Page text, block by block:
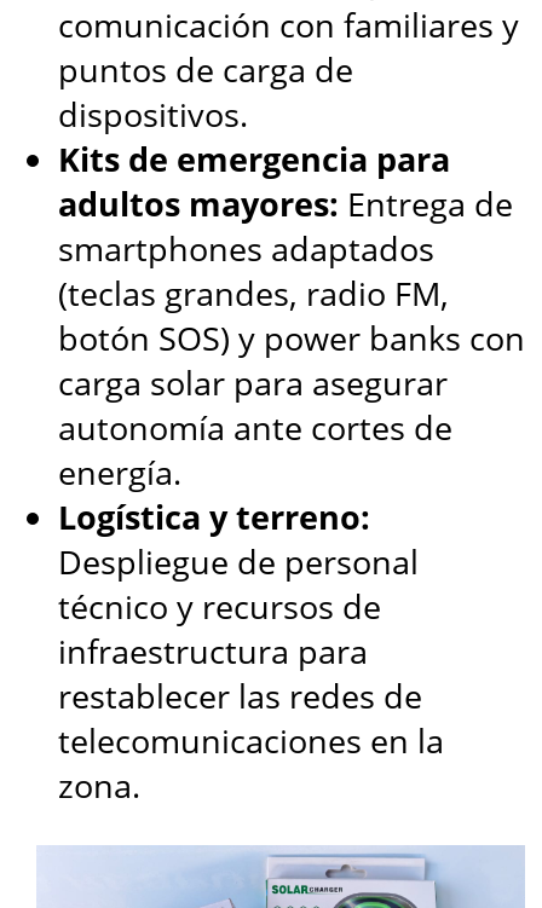
comunicación con familiares y
puntos de carga de
dispositivos.
Kits de emergencia para
adultos mayores: Entrega de
smartphones adaptados
(teclas grandes, radio FM,
botón SOS) y power banks con
carga solar para asegurar
autonomía ante cortes de
energía.
Logística y terreno:
Despliegue de personal
técnico y recursos de
infraestructura para
restablecer las redes de
telecomunicaciones en la
zona.